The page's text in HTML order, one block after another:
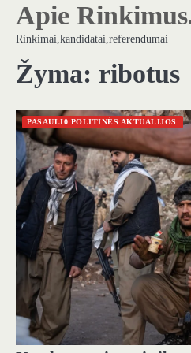
Skip
content
Apie
Rinkimai,kandidatai,referendumai
Žyma: ribotus
PASAULI0 POLITINĖS AKTUALIJOS